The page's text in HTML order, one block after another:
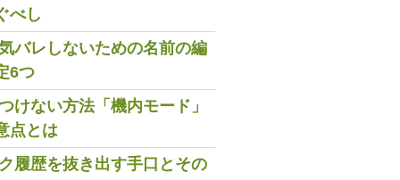
べし
バレしないための名前の編
6つ
けない方法「機内モード」
点とは
履歴を抜き出す手口とその